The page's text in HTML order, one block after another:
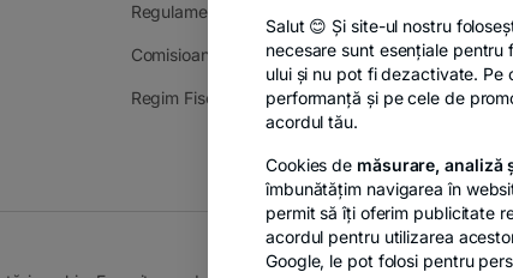
Regulamente campanii
Comisioane
Regim Fiscal Dobânzi
Salut 😊 Și site-ul nostru
necesare sunt esențiale
ului și nu pot fi dezactivate. Pe
performanță și pe cele de
acordul tău.
Cookies de măsurare, analiză
îmbunătățim navigarea în
permit să îți oferim publicitate
acordul pentru utilizarea
Google, le pot folosi pentru